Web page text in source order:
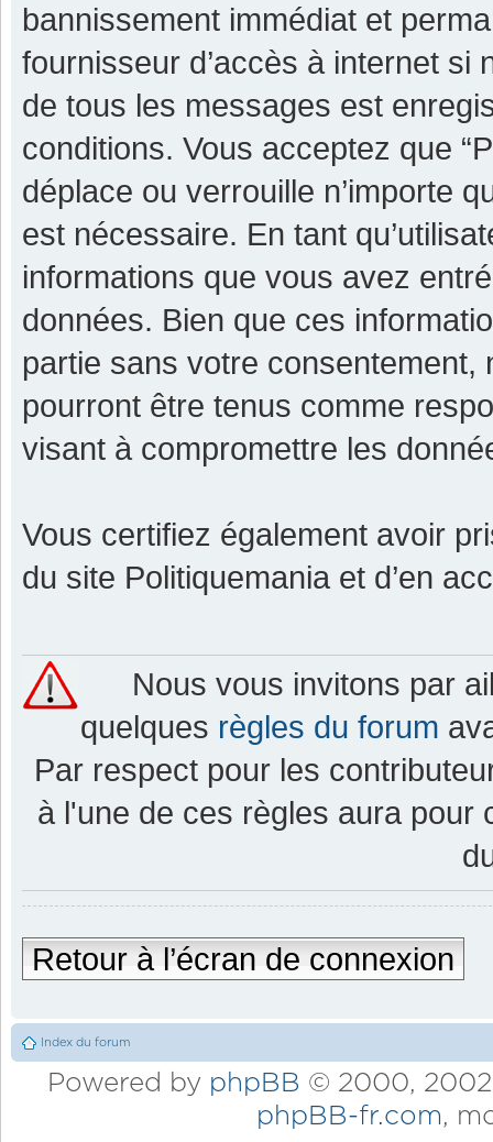
bannissement immédiat et
fournisseur d’accès à internet si
de tous les messages est
conditions. Vous acceptez que
déplace ou verrouille n’importe
est nécessaire. En tant
informations que vous avez
données. Bien que ces
partie sans votre consentement,
pourront être tenus comme
visant à compromettre les
Vous certifiez également avoir
du site Politiquemania et d’en
Nous vous invitons par
quelques règles du forum
Par respect pour les
à l'une de ces règles aura pour
Retour à l’écran de connexion
Index du forum
Powered by phpBB © 2000,
phpBB-fr.com,